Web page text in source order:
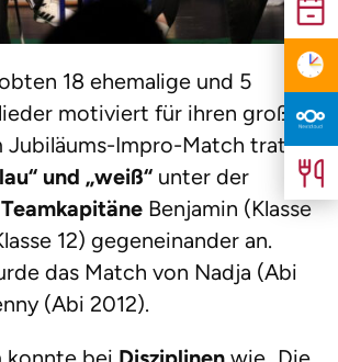
18 ehemalige und 5
motiviert für ihren großen
Jubiläums-Impro-Match traten
und „weiß“ unter der
Teamkapitäne Benjamin (Klasse
12) gegeneinander an.
das Match von Nadja (Abi
(Abi 2012).